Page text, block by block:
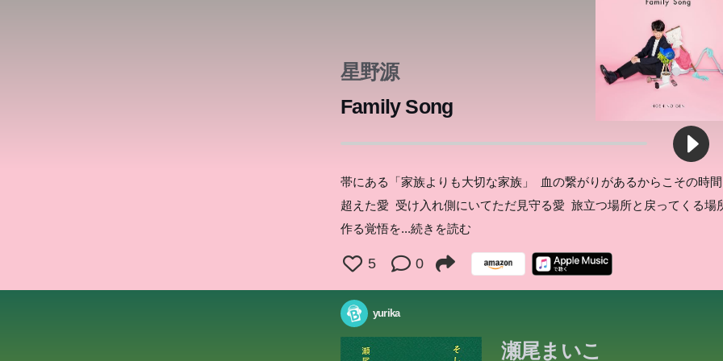
星野源
Family Song
帯にある「家族よりも大切な家族」 血の繋がりがあるからこその時
超えた愛 受け入れ側にいてただ見守る愛 旅立つ場所と戻ってくる場
作る覚悟を...続きを読む
5 0
yurika
瀬尾まいこ